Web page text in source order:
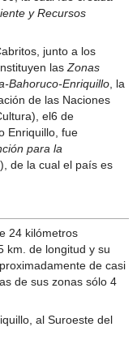
y Recursos
junto a los
lasZonas
Bahoruco-Enriquillo, la
de las Naciones
el6 de
Enriquillo, fue
para la
de la cual el país es
24 kilómetros
km. de longitud y su
de casi
de sus zonas sólo 4
al Suroeste del